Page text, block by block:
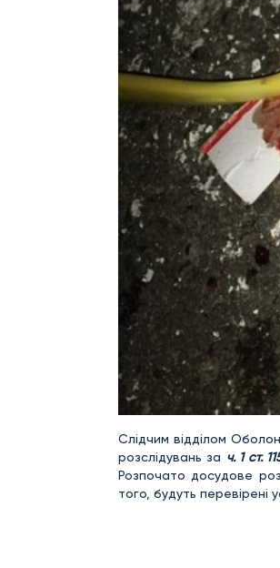
Слідчим відділом
розслідувань за ч. 1 ст.
Розпочато досудове
того, будуть перевірені